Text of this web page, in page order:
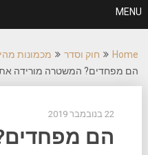
MENU
Home חוק וסדר
מכמונות
הם מפחדים? המשטרה מורידה
22 בנובמבר 2019
הם